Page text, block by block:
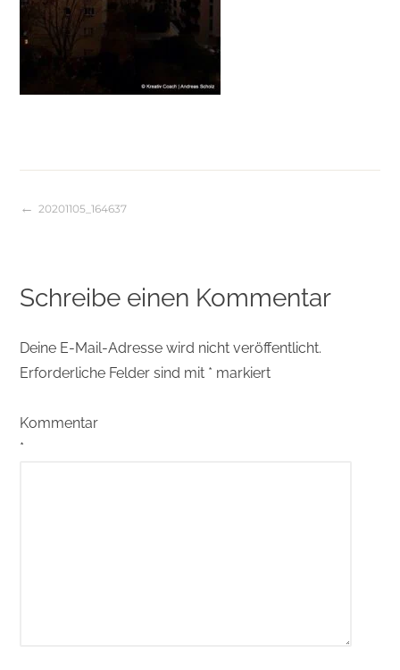
Beitragsnavigation
20201105_164637
Schreibe einen Kommentar
Deine E-Mail-Adresse wird nicht veröffentlicht.
Erforderliche Felder sind mit * markiert
Kommentar
*